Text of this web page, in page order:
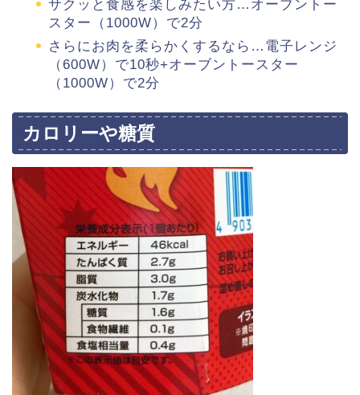
サクッと食感を楽しみたい方…オーブントー
スター（1000W）で2分
さらにお肉を柔らかくするなら…電子レンジ
（600W）で10秒+オーブントースター
（1000W）で2分
カロリーや糖質